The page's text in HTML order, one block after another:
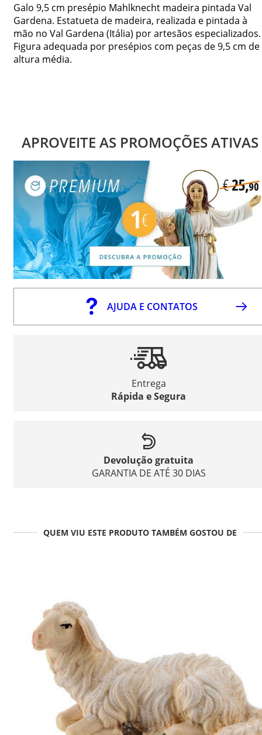
Galo 9,5 cm presépio Mahlknecht madeira pintada Val
Gardena. Estatueta de madeira, realizada e pintada à
mão no Val Gardena (Itália) por artesãos especializados.
Figura adequada por presépios com peças de 9,5 cm de
altura média.
APROVEITE AS PROMOÇÕES ATIVAS
AJUDA E CONTATOS
Entrega
Rápida e Segura
Devolução gratuita
GARANTIA DE ATÉ 30 DIAS
QUEM VIU ESTE PRODUTO TAMBÉM GOSTOU DE